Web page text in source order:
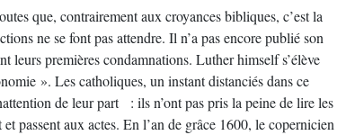
que, contrairement aux croyances bibliques, c’est la
ne se font pas attendre. Il n’a pas encore publié son
leurs premières condamnations. Luther himself s’élève
». Les catholiques, un instant distanciés dans ce
de leur part : ils n’ont pas pris la peine de lire les
passent aux actes. En l’an de grâce 1600, le copernicien